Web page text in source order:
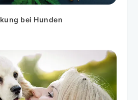
bei Hunden